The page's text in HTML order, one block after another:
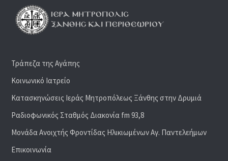
Τράπεζα της Αγάπης
Κοινωνικό Ιατρείο
Κατασκηνώσεις Ιεράς Μητροπόλεως Ξάνθης στην Δρυμιά
Ραδιoφωνικός Σταθμός Διακονία fm 93,8
Μονάδα Ανοιχτής Φροντίδας Ηλικιωμένων Αγ. Παντελεήμων
Επικοινωνία